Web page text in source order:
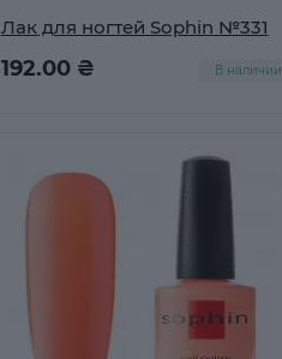
Лак для ногтей Sophin №331
192.00 ₴ В наличии